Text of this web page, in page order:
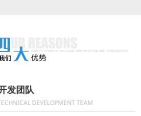
发团队
DEVELOPMENT TEAM